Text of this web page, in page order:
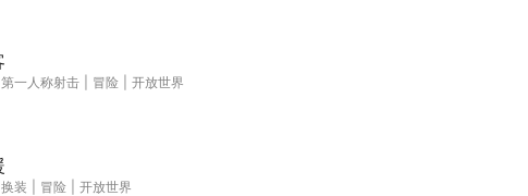
第一人称射击 冒险
开放世界
换装 冒险
开放世界